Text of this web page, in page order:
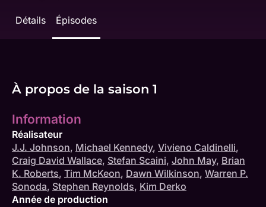
Détails Épisodes
À propos de la saison 1
Information
Réalisateur
J.J. Johnson, Michael Kennedy, Vivieno Caldinelli,
Craig David Wallace, Stefan Scaini, John May, Brian
K. Roberts, Tim McKeon, Dawn Wilkinson, Warren P.
Sonoda, Stephen Reynolds, Kim Derko
Année de production